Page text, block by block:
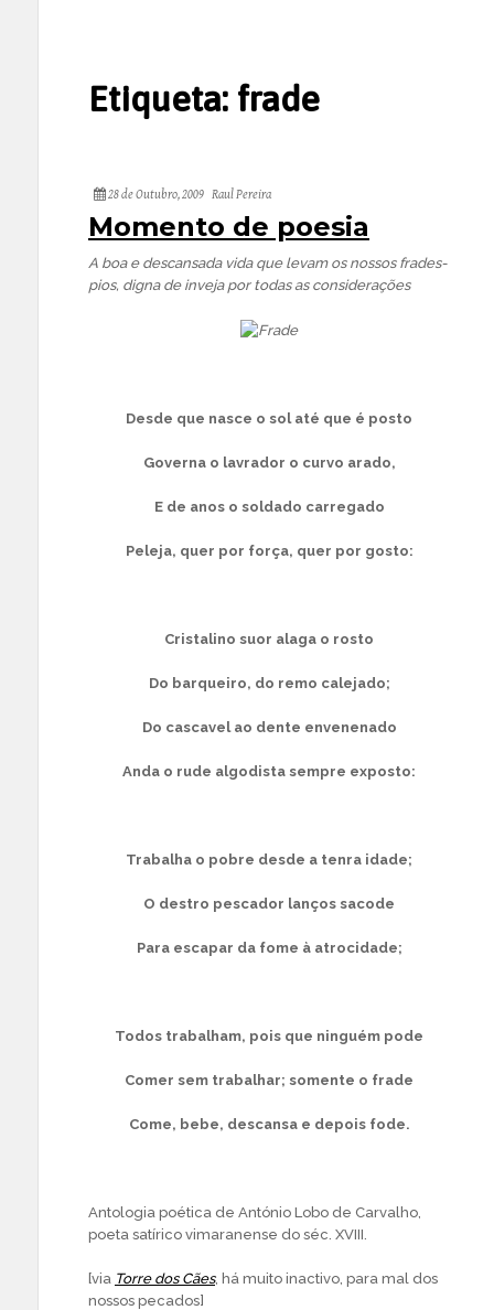
Etiqueta: frade
28 de Outubro, 2009 Raul Pereira
Momento de poesia
A boa e descansada vida que levam os nossos frades-
pios, digna de inveja por todas as considerações
Desde que nasce o sol até que é posto
Governa o lavrador o curvo arado,
E de anos o soldado carregado
Peleja, quer por força, quer por gosto:
Cristalino suor alaga o rosto
Do barqueiro, do remo calejado;
Do cascavel ao dente envenenado
Anda o rude algodista sempre exposto:
Trabalha o pobre desde a tenra idade;
O destro pescador lanços sacode
Para escapar da fome à atrocidade;
Todos trabalham, pois que ninguém pode
Comer sem trabalhar; somente o frade
Come, bebe, descansa e depois fode.
Antologia poética de António Lobo de Carvalho,
poeta satírico vimaranense do séc. XVIII.
[via Torre dos Cães, há muito inactivo, para mal dos
nossos pecados]